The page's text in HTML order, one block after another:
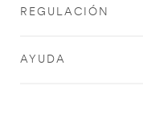
REGULACIÓN
AYUDA